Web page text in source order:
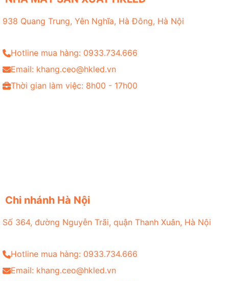
938 Quang Trung, Yên Nghĩa, Hà Đông, Hà Nội
Hotline mua hàng: 0933.734.666
Email: khang.ceo@hkled.vn
Thời gian làm việc: 8h00 - 17h00
Chi nhánh Hà Nội
Số 364, đường Nguyễn Trãi, quận Thanh Xuân, Hà Nội
Hotline mua hàng: 0933.734.666
Email: khang.ceo@hkled.vn